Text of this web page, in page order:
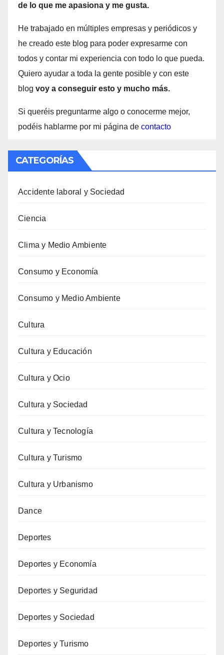
de lo que me apasiona y me gusta.
He trabajado en múltiples empresas y periódicos y
he creado este blog para poder expresarme con
todos y contar mi experiencia con todo lo que pueda.
Quiero ayudar a toda la gente posible y con este
blog voy a conseguir esto y mucho más.
Si queréis preguntarme algo o conocerme mejor,
podéis hablarme por mi página de contacto
CATEGORÍAS
Accidente laboral y Sociedad
Ciencia
Clima y Medio Ambiente
Consumo y Economía
Consumo y Medio Ambiente
Cultura
Cultura y Educación
Cultura y Ocio
Cultura y Sociedad
Cultura y Tecnología
Cultura y Turismo
Cultura y Urbanismo
Dance
Deportes
Deportes y Economía
Deportes y Seguridad
Deportes y Sociedad
Deportes y Turismo